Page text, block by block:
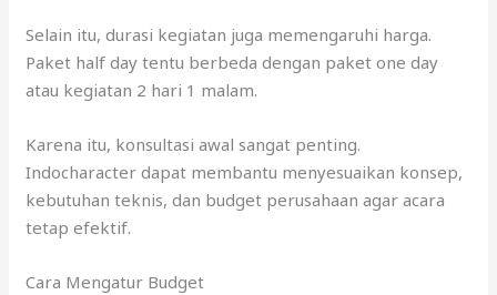
Selain itu, durasi kegiatan juga memengaruhi harga.
Paket half day tentu berbeda dengan paket one day
atau kegiatan 2 hari 1 malam.
Karena itu, konsultasi awal sangat penting.
Indocharacter dapat membantu menyesuaikan konsep,
kebutuhan teknis, dan budget perusahaan agar acara
tetap efektif.
Cara Mengatur Budget